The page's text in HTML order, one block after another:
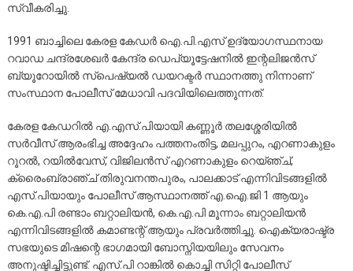
സ്വീകരിച്ചു.
1991 ബാച്ചിലെ കേരള കേഡർ ഐ.പി.എസ് ഉദ്യോഗസ്ഥനായ
റവാഡ ചന്ദ്രശേഖർ കേന്ദ്ര ഡെപ്യൂട്ടേഷനിൽ ഇന്റലിജൻസ്
ബ്യൂറോയിൽ സ്പെഷ്യൽ ഡയറക്ടർ സ്ഥാനത്തു നിന്നാണ്
സംസ്ഥാന പോലീസ് മേധാവി പദവിയിലെത്തുന്നത്.
കേരള കേഡറിൽ എ.എസ്.പിയായി കണ്ണൂർ തലശ്ശേരിയിൽ
സർവീസ് ആരംഭിച്ച അദ്ദേഹം പത്തനംതിട്ട, മലപ്പുറം, എറണാകുളം
റൂറൽ, റയിൽവേസ്, വിജിലൻസ് എറണാകുളം റെയ്ഞ്ച്,
ക്രൈംബ്രാഞ്ച് തിരുവനന്തപുരം, പാലക്കാട് എന്നിവിടങ്ങളിൽ
എസ്.പിയായും പോലീസ് ആസ്ഥാനത്ത് എ.ഐ.ജി 1 ആയും
കെ.എ.പി രണ്ടാം ബറ്റാലിയൻ, കെ.എ.പി മൂന്നാം ബറ്റാലിയൻ
എന്നിവിടങ്ങളിൽ കമാണ്ടന്റ് ആയും പ്രവർത്തിച്ചു. ഐക്യരാഷ്ട്ര
സഭയുടെ മിഷന്റെ ഭാഗമായി ബോസ്നിയയിലും സേവനം
അനുഷ്ടിച്ചിട്ടുണ്ട്. എസ്.പി റാങ്കിൽ കൊച്ചി സിറ്റി പോലീസ്